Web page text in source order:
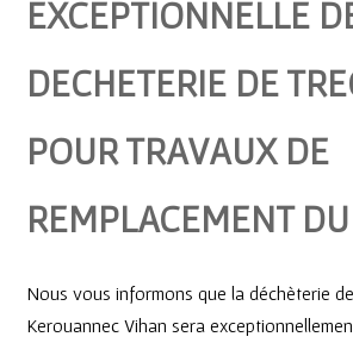
EXCEPTIONNELLE
DECHETERIE DE
POUR TRAVAUX DE
REMPLACEMENT
Nous vous informons que la déchèterie
Kerouannec Vihan sera